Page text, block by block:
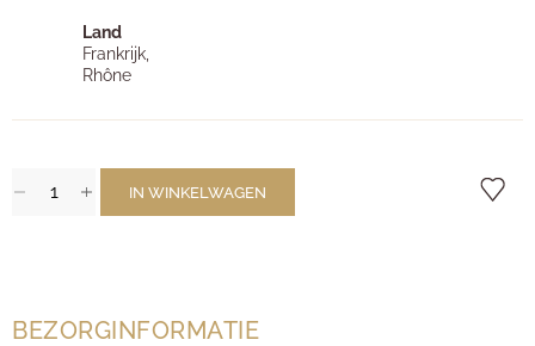
Land
Frankrijk,
Rhône
IN WINKELWAGEN
BEZORGINFORMATIE